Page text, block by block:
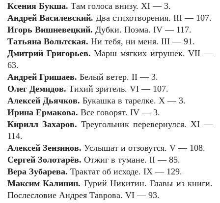
Ксения Букша. Там голоса внизу. XI — 3.
Андрей Василевский. Два стихотворения. III — 107.
Игорь Вишневецкий. Дубки. Поэма. IV — 117.
Татьяна Вольтская. Ни тебя, ни меня. III — 91.
Дмитрий Григорьев.Марш мягких игрушек. VII —
63.
Андрей Гришаев. Белый ветер. II — 3.
Олег Демидов. Тихий зритель. VI — 107.
Алексей Дьячков. Букашка в тарелке. X — 3.
Ирина Ермакова. Все говорят. IV — 3.
Кирилл Захаров. Треугольник перевернулся. XI —
114.
Алексей Зензинов. Услышат и отзовутся. V — 108.
Сергей Золотарёв. Отжиг в тумане. II — 85.
Вера Зубарева. Трактат об исходе. IX — 129.
Максим Калинин. Гурий Никитин. Главы из книги.
Послесловие Андрея Таврова. VI — 93.